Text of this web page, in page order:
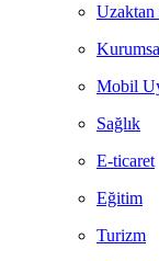
Uzaktan
Mobil
Sağlık
E-ticaret
Eğitim
Turizm